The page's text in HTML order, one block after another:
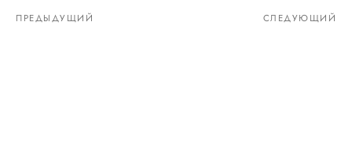
ПРЕДЫДУЩИЙ СЛЕДУЮЩИЙ